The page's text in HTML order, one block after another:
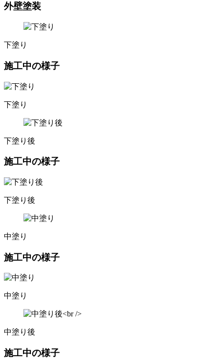
外壁塗装
下塗り
施工中の様子
下塗り
下塗り後
施工中の様子
下塗り後
中塗り
施工中の様子
中塗り
中塗り後
施工中の様子